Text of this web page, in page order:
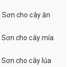
cho cây ăn
cho cây mía
cho cây lúa